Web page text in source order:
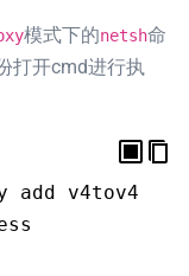
模式下的netsh命
打开cmd进行执
add v4tov4